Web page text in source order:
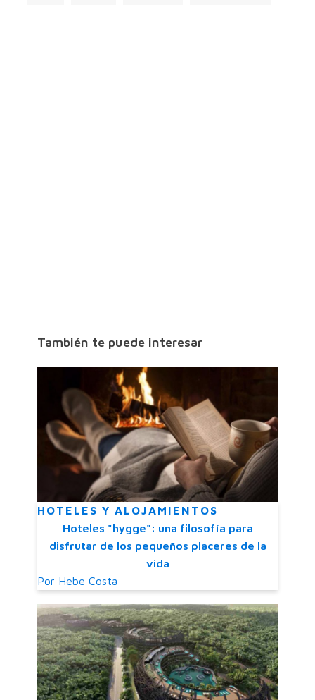
También te puede interesar
HOTELES Y ALOJAMIENTOS
Hoteles "hygge": una filosofía para
disfrutar de los pequeños placeres de la
vida
Por Hebe Costa